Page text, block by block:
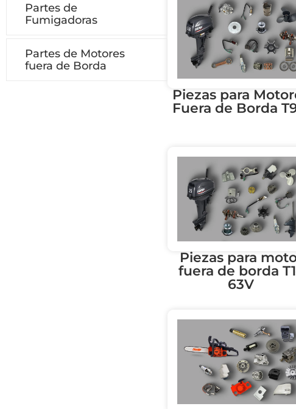
Partes de
Fumigadoras
Partes de Motores
fuera de Borda
Piezas para
Fuera de Borda
Piezas para
fuera de borda
63V